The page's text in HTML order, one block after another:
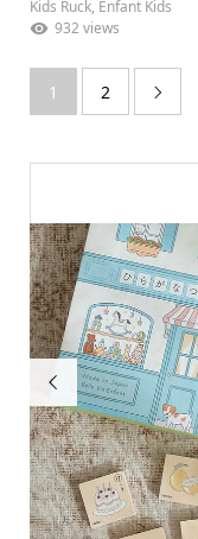
Kids Ruck, Enfant Kids
932 views
1 2 
